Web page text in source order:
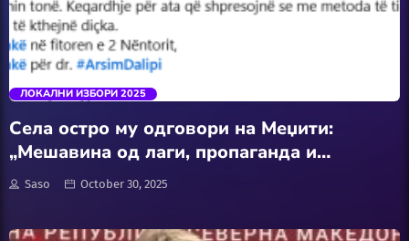
АвтоКлуб
Балкан
ЛОКАЛНИ ИЗБОРИ 2025
Села остро му одговори на Меџити:
„Мешавина од лаги, пропаганда и
контрадикторности”
Saso October 30, 2025